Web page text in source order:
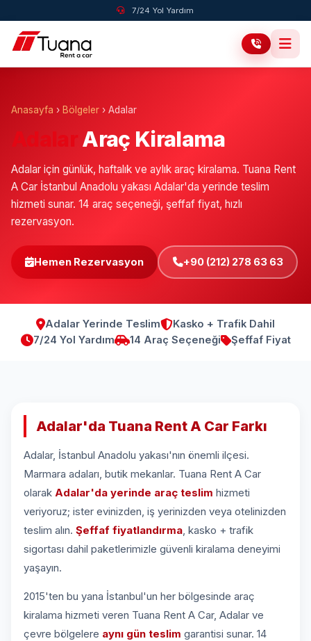
7/24 Yol Yardım
Anasayfa › Bölgeler › Adalar
Adalar Araç Kiralama
Adalar için günlük, haftalık ve aylık araç kiralama. Tuana Rent
A Car İstanbul Anadolu yakası Adalar'da yerinde teslim
hizmeti sunar. 14 araç seçeneği, şeffaf fiyat, hızlı
rezervasyon.
Hemen Rezervasyon +90 (212) 278 63 63
Adalar Yerinde Teslim
Kasko + Trafik Dahil
7/24 Yol Yardım
14 Araç Seçeneği Şeffaf Fiyat
Adalar'da Tuana Rent A Car Farkı
Adalar, İstanbul Anadolu yakası'nın önemli ilçesi.
Marmara adaları, butik mekanlar. Tuana Rent A Car
olarak Adalar'da yerinde araç teslim hizmeti
veriyoruz; ister evinizden, iş yerinizden veya otelinizden
teslim alın. Şeffaf fiyatlandırma, kasko + trafik
sigortası dahil paketlerimizle güvenli kiralama deneyimi
yaşayın.
2015'ten bu yana İstanbul'un her bölgesinde araç
kiralama hizmeti veren Tuana Rent A Car, Adalar ve
çevre bölgelere aynı gün teslim garantisi sunar. 14